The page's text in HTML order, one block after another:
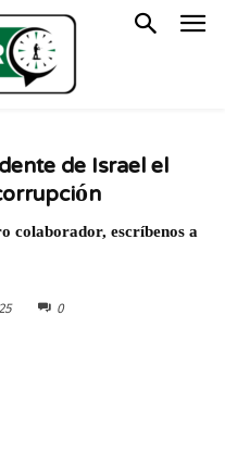
de Israel el
colaborador, escríbenos a
0